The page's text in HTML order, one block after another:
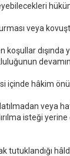
hüküm
veya
koşullar dışında
içinde hâkim
veya
isteği
tutuklandığı